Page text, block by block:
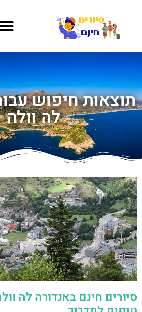
תוצאות חיפוש
לה וולה
סיורים חינם באנדורה לה